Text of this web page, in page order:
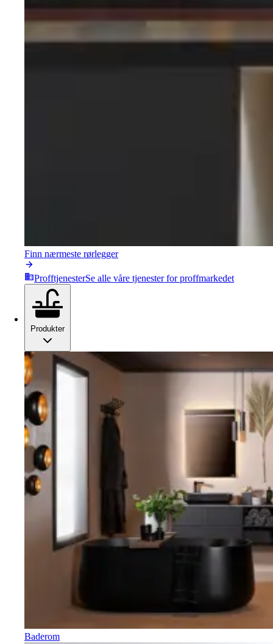
Finn nærmeste rørlegger
ProfftjenesterSe alle våre tjenester for proffmarkedet
Produkter
Baderom